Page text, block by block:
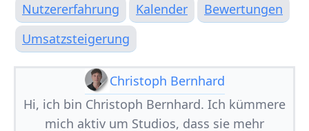
Nutzererfahrung Kalender
Bewertungen
Umsatzsteigerung
Christoph Bernhard
Hi, ich bin Christoph Bernhard. Ich kümmere
mich aktiv um Studios, dass sie mehr